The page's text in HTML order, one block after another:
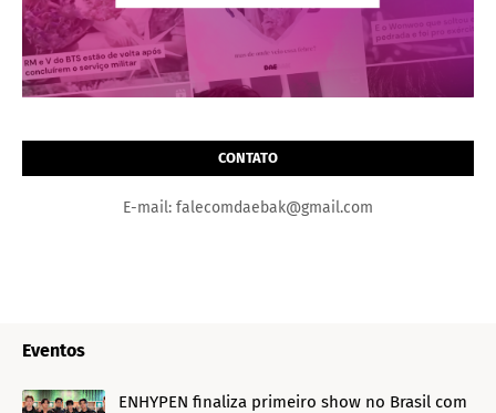
CONTATO
E-mail: falecomdaebak@gmail.com
Eventos
ENHYPEN finaliza primeiro show no Brasil com